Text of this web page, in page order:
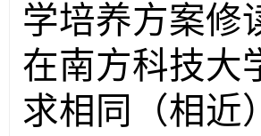
学培养方案修
在南方科技大
求相同（相近